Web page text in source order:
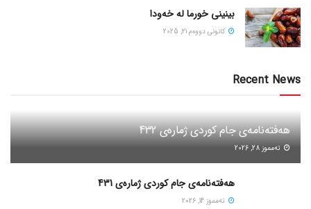
بینینی خورما لە خەودا
كانونی دووه‌م 21, 2025
Recent News
هەفتەنامەی جام کوردی ژمارەی 432
ته‌مموز 28, 2026
هەفتەنامەی جام کوردی ژمارەی 431
ته‌مموز 14, 2026